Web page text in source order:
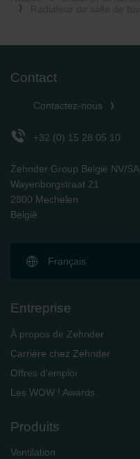
Contact
Contactez-nous
+32 (0) 15 28 05 10
Zehnder Group België NV/SA
Wayenborgstraat 21
2800 Mechelen
België
Français
Entreprise
À propos de Zehnder
Carrière chez Zehnder
Offres d'emploi
Les WOW ! Awards
Produits
Ventilation